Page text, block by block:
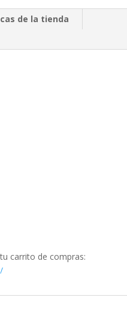
de la tienda
carrito de compras: